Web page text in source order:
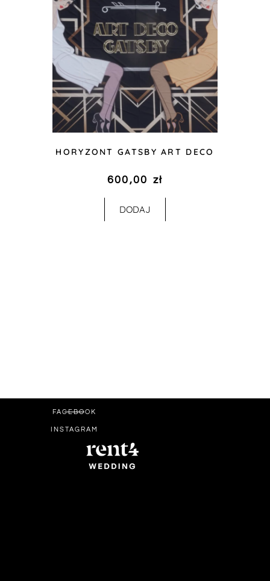
HORYZONT GATSBY ART DECO
600,00 zł
DODAJ
FACEBOOK
INSTAGRAM